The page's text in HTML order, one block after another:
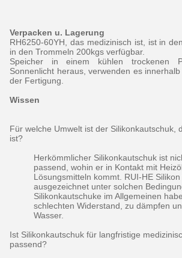
Verpacken u. Lagerung
RH6250-60YH, das medizinisch ist, ist in
in den Trommeln 200kgs verfügbar.
Speicher in einem kühlen trockenen
Sonnenlicht heraus, verwenden es
der Fertigung.
Wissen
Für welche Umwelt ist der Silikonkautschuk,
ist?
Herkömmlicher Silikonkautschuk ist
passend, wohin er in Kontakt mit
Lösungsmitteln kommt. RUI-HE
ausgezeichnet unter solchen
Silikonkautschuke im Allgemeinen
schlechten Widerstand, zu dämpfen
Wasser.
Ist Silikonkautschuk für langfristige
passend?